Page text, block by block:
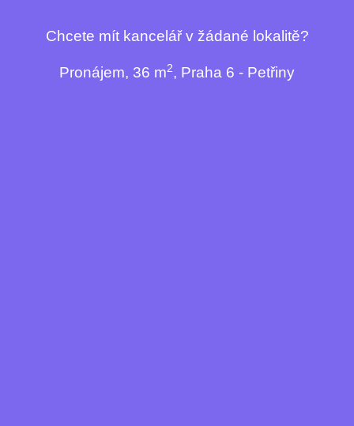
Chcete mít kancelář v žádané lokalitě?
Pronájem, 36 m2, Praha 6 - Petřiny